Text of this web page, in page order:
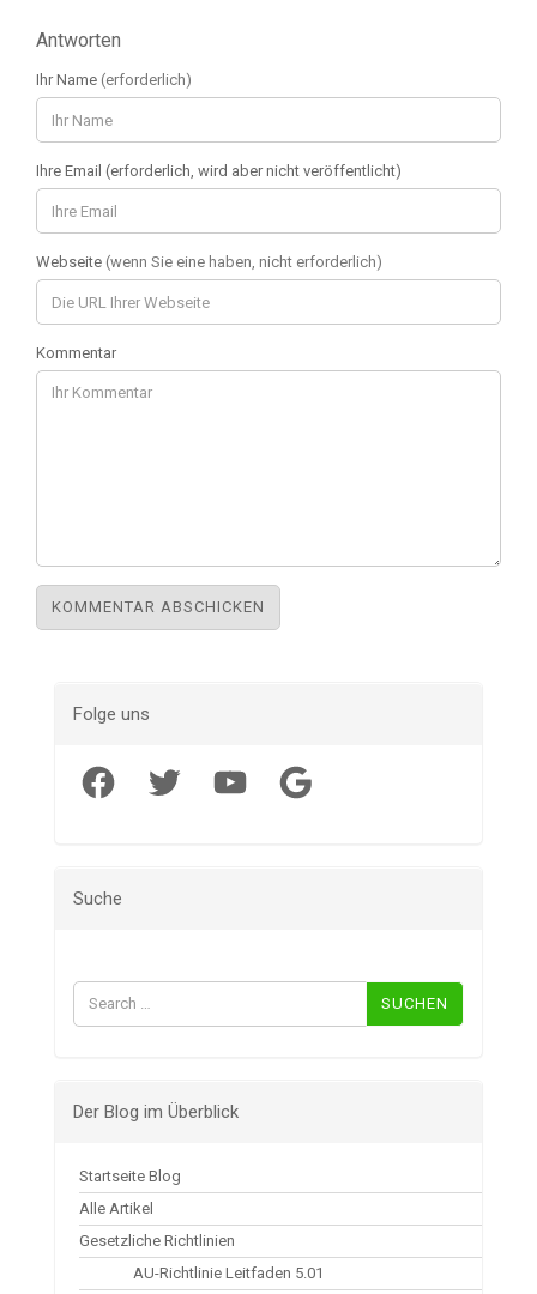
Antworten
Ihr Name (erforderlich)
Ihre Email (erforderlich, wird aber nicht veröffentlicht)
Webseite (wenn Sie eine haben, nicht erforderlich)
Kommentar
Folge uns
Facebook Twitter YouTube Google
Suche
Suchen
nach:
Der Blog im Überblick
Startseite Blog
Alle Artikel
Gesetzliche Richtlinien
AU-Richtlinie Leitfaden 5.01